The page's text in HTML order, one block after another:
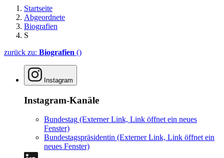
Startseite
Abgeordnete
Biografien
S
zurück zu: Biografien ()
Instagram
Instagram-Kanäle
Bundestag (Externer Link, Link öffnet ein neues
Fenster)
Bundestagspräsidentin (Externer Link, Link öffnet ein
neues Fenster)